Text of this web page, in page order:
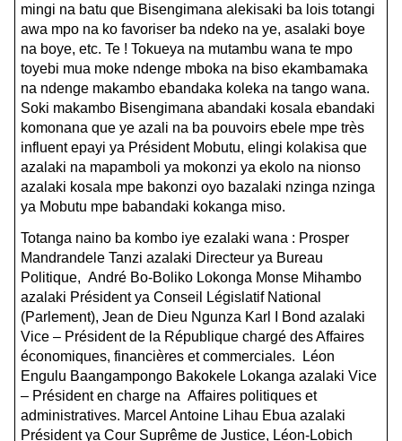
mingi na batu que Bisengimana alekisaki ba lois totangi
awa mpo na ko favoriser ba ndeko na ye, asalaki boye
na boye, etc. Te ! Tokueya na mutambu wana te mpo
toyebi mua moke ndenge mboka na biso ekambamaka
na ndenge makambo ebandaka koleka na tango wana.
Soki makambo Bisengimana abandaki kosala ebandaki
komonana que ye azali na ba pouvoirs ebele mpe très
influent epayi ya Président Mobutu, elingi kolakisa que
azalaki na mapamboli ya mokonzi ya ekolo na nionso
azalaki kosala mpe bakonzi oyo bazalaki nzinga nzinga
ya Mobutu mpe babandaki kokanga miso.
Totanga naino ba kombo iye ezalaki wana : Prosper
Mandrandele Tanzi azalaki Directeur ya Bureau
Politique, André Bo-Boliko Lokonga Monse Mihambo
azalaki Président ya Conseil Législatif National
(Parlement), Jean de Dieu Ngunza Karl I Bond azalaki
Vice – Président de la République chargé des Affaires
économiques, financières et commerciales. Léon
Engulu Baangampongo Bakokele Lokanga azalaki Vice
– Président en charge na Affaires politiques et
administratives. Marcel Antoine Lihau Ebua azalaki
Président ya Cour Suprême de Justice, Léon-Lobich